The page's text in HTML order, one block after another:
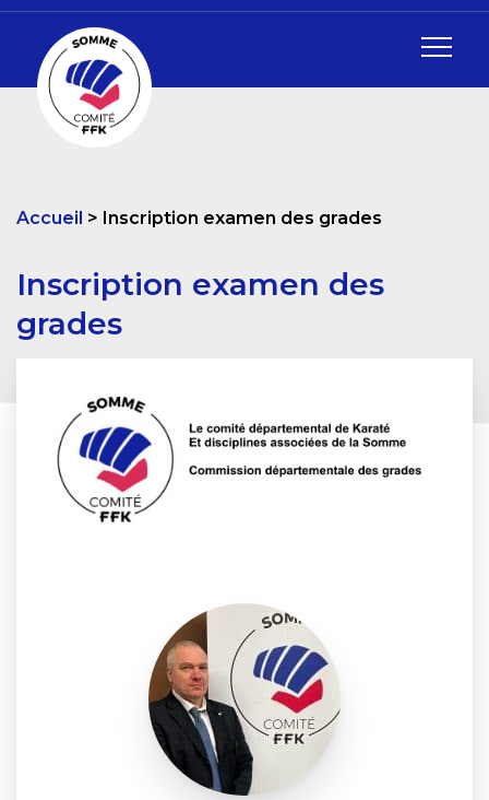
Accueil Inscription examen des grades
Inscription examen des
grades